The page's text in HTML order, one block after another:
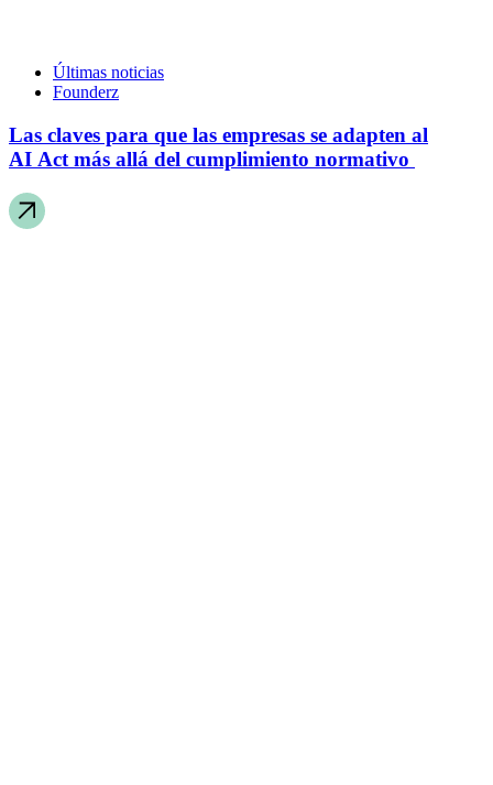
Últimas noticias
Founderz
Las claves para que las empresas se adapten al
AI Act más allá del cumplimiento normativo